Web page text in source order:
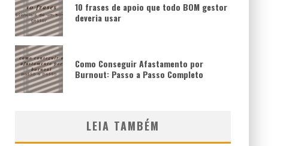
10 frases de apoio que todo BOM gestor
deveria usar
Como Conseguir Afastamento por
Burnout: Passo a Passo Completo
LEIA TAMBÉM